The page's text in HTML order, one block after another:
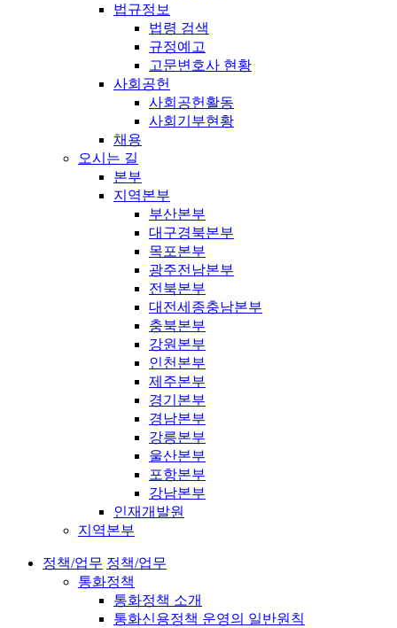
법규정보
법령 검색
규정예고
고문변호사 현황
사회공헌
사회공헌활동
사회기부현황
채용
오시는 길
본부
지역본부
부산본부
대구경북본부
목포본부
광주전남본부
전북본부
대전세종충남본부
충북본부
강원본부
인천본부
제주본부
경기본부
경남본부
강릉본부
울산본부
포항본부
강남본부
인재개발원
지역본부
정책/업무 정책/업무
통화정책
통화정책 소개
통화신용정책 운영의 일반원칙